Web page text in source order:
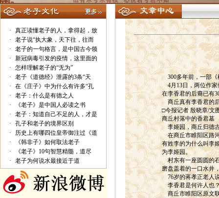
·
真正读懂老子的人，拿得起，放
·
老子说“执大象，天下往，往而
·
老子的一句格言，是中国古今领
·
新冠病毒引发的疫情，这里面的
·
怎样理解老子的“无为”
·
老子《道德经》泄露的3条“天
·
在《庄子》中为什么有许多“孔
·
老子：什么是有德之人
·
《老子》是中国人必读之书
·
老子：知道自己不足的人，才是
·
孔子和老子的境界区别
·
历史上有哪四位皇帝御注过《道
·
《韩非子》如何取法老子
·
《老子》10句智慧精髓，道尽
·
老子为何说水最接近于道
300多年前，一部《
4月13日，两位作家
在李香君的后裔已有
商丘真有李香君的
□今报记者 殷晓章/文
商丘村落中的香君墓
李姬园，商丘归德
在商丘市睢阳区路河
有姓李的为什么叫李
为李姬园。
村东有一座圆圆的石
磨盘盖着的一口水井
76岁的蒋孝正老人
李香君是何许人也
商丘市睢阳区原文联